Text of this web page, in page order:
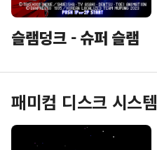
슬램덩크 - 슈퍼 슬램
패미컴 디스크 시스템